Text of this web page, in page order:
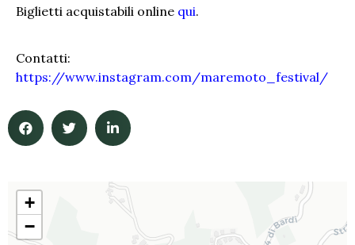
Biglietti acquistabili online qui.
Contatti:
https://www.instagram.com/maremoto_festival/
+
−